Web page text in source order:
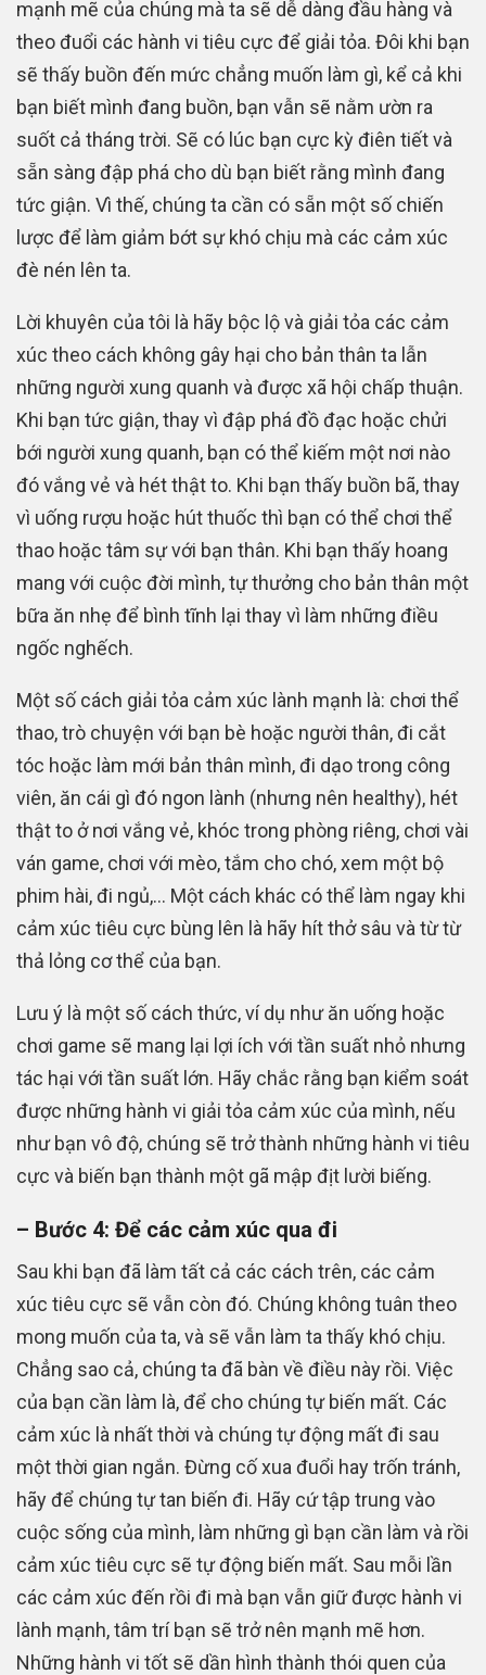
mạnh mẽ của chúng mà ta sẽ dễ dàng đầu hàng và
theo đuổi các hành vi tiêu cực để giải tỏa. Đôi khi bạn
sẽ thấy buồn đến mức chẳng muốn làm gì, kể cả khi
bạn biết mình đang buồn, bạn vẫn sẽ nằm ườn ra
suốt cả tháng trời. Sẽ có lúc bạn cực kỳ điên tiết và
sẵn sàng đập phá cho dù bạn biết rằng mình đang
tức giận. Vì thế, chúng ta cần có sẵn một số chiến
lược để làm giảm bớt sự khó chịu mà các cảm xúc
đè nén lên ta.
Lời khuyên của tôi là hãy bộc lộ và giải tỏa các cảm
xúc theo cách không gây hại cho bản thân ta lẫn
những người xung quanh và được xã hội chấp thuận.
Khi bạn tức giận, thay vì đập phá đồ đạc hoặc chửi
bới người xung quanh, bạn có thể kiếm một nơi nào
đó vắng vẻ và hét thật to. Khi bạn thấy buồn bã, thay
vì uống rượu hoặc hút thuốc thì bạn có thể chơi thể
thao hoặc tâm sự với bạn thân. Khi bạn thấy hoang
mang với cuộc đời mình, tự thưởng cho bản thân một
bữa ăn nhẹ để bình tĩnh lại thay vì làm những điều
ngốc nghếch.
Một số cách giải tỏa cảm xúc lành mạnh là: chơi thể
thao, trò chuyện với bạn bè hoặc người thân, đi cắt
tóc hoặc làm mới bản thân mình, đi dạo trong công
viên, ăn cái gì đó ngon lành (nhưng nên healthy), hét
thật to ở nơi vắng vẻ, khóc trong phòng riêng, chơi vài
ván game, chơi với mèo, tắm cho chó, xem một bộ
phim hài, đi ngủ,… Một cách khác có thể làm ngay khi
cảm xúc tiêu cực bùng lên là hãy hít thở sâu và từ từ
thả lỏng cơ thể của bạn.
Lưu ý là một số cách thức, ví dụ như ăn uống hoặc
chơi game sẽ mang lại lợi ích với tần suất nhỏ nhưng
tác hại với tần suất lớn. Hãy chắc rằng bạn kiểm soát
được những hành vi giải tỏa cảm xúc của mình, nếu
như bạn vô độ, chúng sẽ trở thành những hành vi tiêu
cực và biến bạn thành một gã mập địt lười biếng.
– Bước 4: Để các cảm xúc qua đi
Sau khi bạn đã làm tất cả các cách trên, các cảm
xúc tiêu cực sẽ vẫn còn đó. Chúng không tuân theo
mong muốn của ta, và sẽ vẫn làm ta thấy khó chịu.
Chẳng sao cả, chúng ta đã bàn về điều này rồi. Việc
của bạn cần làm là, để cho chúng tự biến mất. Các
cảm xúc là nhất thời và chúng tự động mất đi sau
một thời gian ngắn. Đừng cố xua đuổi hay trốn tránh,
hãy để chúng tự tan biến đi. Hãy cứ tập trung vào
cuộc sống của mình, làm những gì bạn cần làm và rồi
cảm xúc tiêu cực sẽ tự động biến mất. Sau mỗi lần
các cảm xúc đến rồi đi mà bạn vẫn giữ được hành vi
lành mạnh, tâm trí bạn sẽ trở nên mạnh mẽ hơn.
Những hành vi tốt sẽ dần hình thành thói quen của